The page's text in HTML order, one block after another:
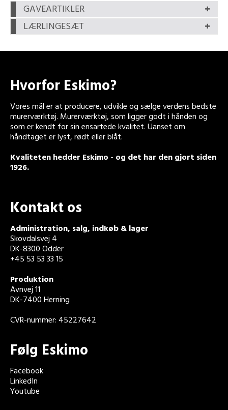
GAVEARTIKLER
LÆRLINGESÆT
Hvorfor Eskimo?
Vores mål er at producere, udvikle og sælge verdens bedste
murerværktøj. Murerværktøj, som ligger godt i hånden og
som er kendt for sin ensartede kvalitet. Uanset om
håndtaget er lyst, rødt eller blåt.
Kvaliteten hedder Eskimo - og det har den gjort siden
1926.
Kontakt os
Administration, salg, indkøb & lager
Skovdalsvej 4
DK-8300 Odder
+45 53 53 33 15
Produktion
Avnvej 11
DK-7400 Herning
CVR-nummer: 45227642
Følg Eskimo
Facebook
LinkedIn
Youtube